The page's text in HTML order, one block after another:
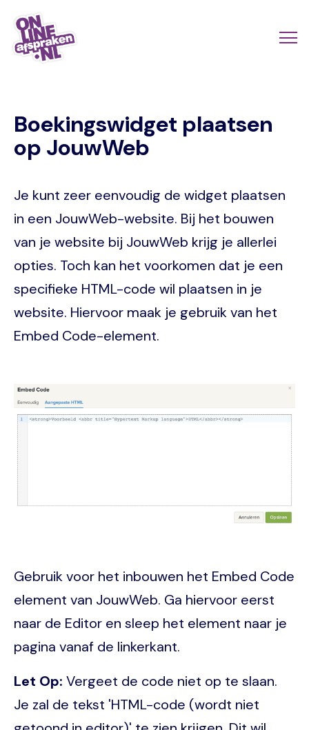
Skip
main
Boekingswidget plaatsen
op JouwWeb
Je kunt zeer eenvoudig de widget plaatsen
in een JouwWeb-website. Bij het bouwen
van je website bij JouwWeb krijg je allerlei
opties. Toch kan het voorkomen dat je een
specifieke HTML-code wil plaatsen in je
website. Hiervoor maak je gebruik van het
Embed Code-element.
Image
Gebruik voor het inbouwen het Embed Code
element van JouwWeb. Ga hiervoor eerst
naar de Editor en sleep het element naar je
pagina vanaf de linkerkant.
Let Op: Vergeet de code niet op te slaan.
Je zal de tekst 'HTML-code (wordt niet